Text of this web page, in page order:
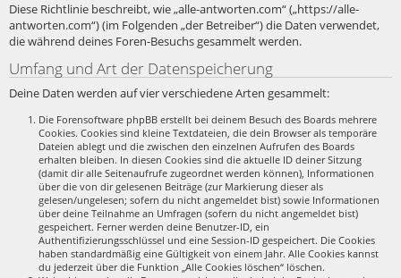
Diese Richtlinie beschreibt, wie „alle-antworten.com“ („https://alle-
antworten.com“) (im Folgenden „der Betreiber“) die Daten verwendet,
die während deines Foren-Besuchs gesammelt werden.
Umfang und Art der Datenspeicherung
Deine Daten werden auf vier verschiedene Arten gesammelt:
Die Forensoftware phpBB erstellt bei deinem Besuch des Boards mehrere
Cookies. Cookies sind kleine Textdateien, die dein Browser als temporäre
Dateien ablegt und die zwischen den einzelnen Aufrufen des Boards
erhalten bleiben. In diesen Cookies sind die aktuelle ID deiner Sitzung
(damit dir alle Seitenaufrufe zugeordnet werden können), Informationen
über die von dir gelesenen Beiträge (zur Markierung dieser als
gelesen/ungelesen; sofern du nicht angemeldet bist) sowie Informationen
über deine Teilnahme an Umfragen (sofern du nicht angemeldet bist)
gespeichert. Ferner werden deine Benutzer-ID, ein
Authentifizierungsschlüssel und eine Session-ID gespeichert. Die Cookies
haben standardmäßig eine Gültigkeit von einem Jahr. Alle Cookies kannst
du jederzeit über die Funktion „Alle Cookies löschen“ löschen.